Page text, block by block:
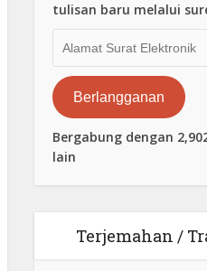
tulisan baru melalui
Surat
Elektronik
Berlangganan
Bergabung dengan
lain
Terjemahan /